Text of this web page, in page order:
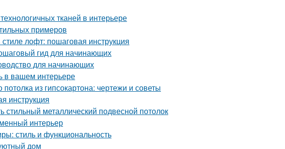
тканей в интерьере
примеров
стиле лофт: пошаговая инструкция
гид для начинающих
для начинающих
в вашем интерьере
из гипсокартона: чертежи и советы
инструкция
металлический подвесной потолок
интерьер
стиль и функциональность
дом